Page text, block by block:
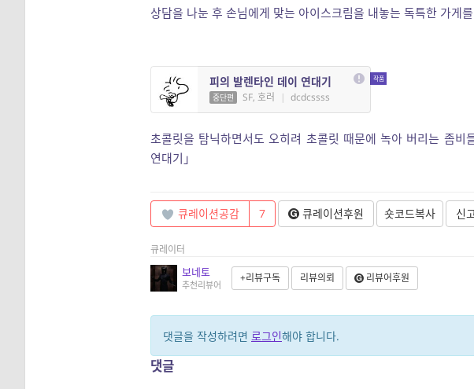
상담을 나눈 후 손님에게 맞는 아이스크림을 내놓는 독특한 가게
피의 발렌타인 데이 연대기
중단편 SF, 호러 | dcdcssss
초콜릿을 탐닉하면서도 오히려 초콜릿 때문에 녹아 버리는 좀
연대기」
큐레이션공감 7 큐레이션후원 숏코드복사 신
큐레이터
보네토
추천리뷰어
+리뷰구독 리뷰의뢰 리뷰어후원
댓글을 작성하려면 로그인해야 합니다.
댓글